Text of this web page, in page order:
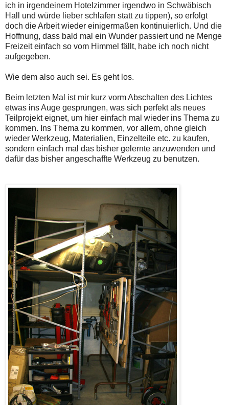
ich in irgendeinem Hotelzimmer irgendwo in Schwäbisch
Hall und würde lieber schlafen statt zu tippen), so erfolgt
doch die Arbeit wieder einigermaßen kontinuierlich. Und die
Hoffnung, dass bald mal ein Wunder passiert und ne Menge
Freizeit einfach so vom Himmel fällt, habe ich noch nicht
aufgegeben.
Wie dem also auch sei. Es geht los.
Beim letzten Mal ist mir kurz vorm Abschalten des Lichtes
etwas ins Auge gesprungen, was sich perfekt als neues
Teilprojekt eignet, um hier einfach mal wieder ins Thema zu
kommen. Ins Thema zu kommen, vor allem, ohne gleich
wieder Werkzeug, Materialien, Einzelteile etc. zu kaufen,
sondern einfach mal das bisher gelernte anzuwenden und
dafür das bisher angeschaffte Werkzeug zu benutzen.